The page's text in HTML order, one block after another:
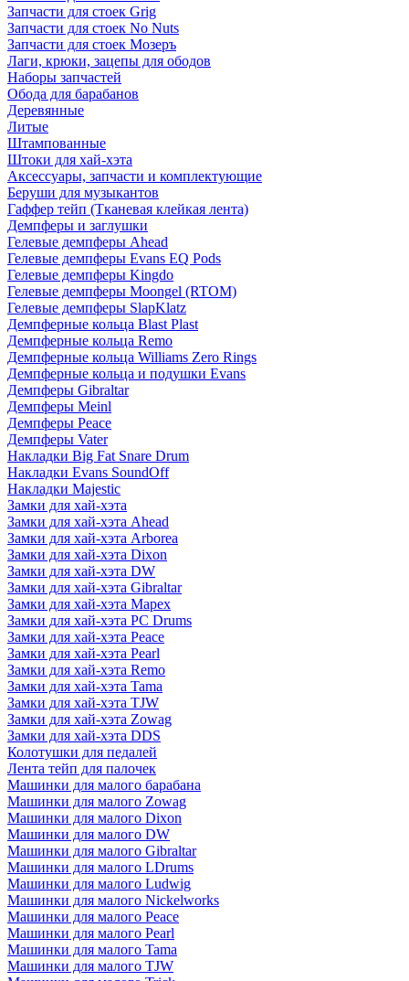
Запчасти для стоек Grig
Запчасти для стоек No Nuts
Запчасти для стоек Мозеръ
Лаги, крюки, зацепы для ободов
Наборы запчастей
Обода для барабанов
Деревянные
Литые
Штампованные
Штоки для хай-хэта
Аксессуары, запчасти и комплектующие
Беруши для музыкантов
Гаффер тейп (Тканевая клейкая лента)
Демпферы и заглушки
Гелевые демпферы Ahead
Гелевые демпферы Evans EQ Pods
Гелевые демпферы Kingdo
Гелевые демпферы Moongel (RTOM)
Гелевые демпферы SlapKlatz
Демпферные кольца Blast Plast
Демпферные кольца Remo
Демпферные кольца Williams Zero Rings
Демпферные кольца и подушки Evans
Демпферы Gibraltar
Демпферы Meinl
Демпферы Peace
Демпферы Vater
Накладки Big Fat Snare Drum
Накладки Evans SoundOff
Накладки Majestic
Замки для хай-хэта
Замки для хай-хэта Ahead
Замки для хай-хэта Arborea
Замки для хай-хэта Dixon
Замки для хай-хэта DW
Замки для хай-хэта Gibraltar
Замки для хай-хэта Mapex
Замки для хай-хэта PC Drums
Замки для хай-хэта Peace
Замки для хай-хэта Pearl
Замки для хай-хэта Remo
Замки для хай-хэта Tama
Замки для хай-хэта TJW
Замки для хай-хэта Zowag
Замки для хай-хэта DDS
Колотушки для педалей
Лента тейп для палочек
Машинки для малого барабана
Машинки для малого Zowag
Машинки для малого Dixon
Машинки для малого DW
Машинки для малого Gibraltar
Машинки для малого LDrums
Машинки для малого Ludwig
Машинки для малого Nickelworks
Машинки для малого Peace
Машинки для малого Pearl
Машинки для малого Tama
Машинки для малого TJW